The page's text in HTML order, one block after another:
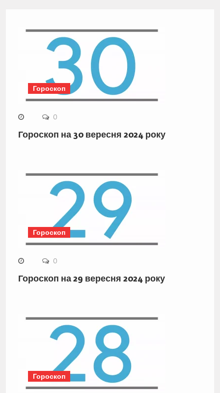
Гороскоп
0
Гороскоп на 30 вересня 2024 року
Гороскоп
0
Гороскоп на 29 вересня 2024 року
Гороскоп